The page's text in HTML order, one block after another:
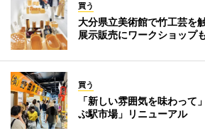
買う
大分県立美術館で竹工芸を
展示販売にワークショップ
買う
「新しい雰囲気を味わっ
ぷ駅市場」リニューアル